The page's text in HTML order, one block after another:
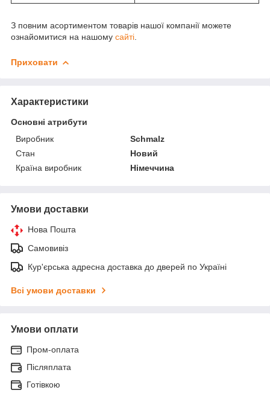
З повним асортиментом товарів нашої компанії можете
ознайомитися на нашому сайті
Приховати
Характеристики
Основні атрибути
Виробник
Schmalz
Стан
Новий
Країна виробник
Німеччина
Умови доставки
Нова Пошта
Самовивіз
Кур'єрська адресна доставка до дверей по Україні
Всі умови доставки
Умови оплати
Пром-оплата
Післяплата
Готівкою